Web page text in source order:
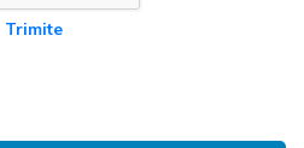
Trimite